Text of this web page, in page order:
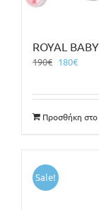
ROYAL
190€ Original
190€.
180€Η
180€.
Προσθήκη στο
Sale!